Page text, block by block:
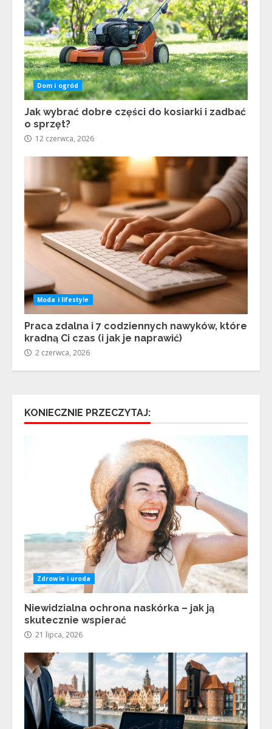
Dom i ogród
Jak wybrać dobre części do kosiarki i zadbać
o sprzęt?
12 czerwca, 2026
Moda i lifestyle
Praca zdalna i 7 codziennych nawyków, które
kradną Ci czas (i jak je naprawić)
2 czerwca, 2026
KONIECZNIE PRZECZYTAJ:
Zdrowie i uroda
Niewidzialna ochrona naskórka – jak ją
skutecznie wspierać
21 lipca, 2026